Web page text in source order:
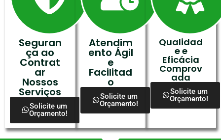
Seguran
ça ao
Contrat
ar
Nossos
Serviços
Solicite um
Orçamento!
Atendim
ento Ágil
e
Facilitad
o
Solicite um
Orçamento!
Qualidad
e e
Eficácia
Comprov
ada
Solicite um
Orçamento!